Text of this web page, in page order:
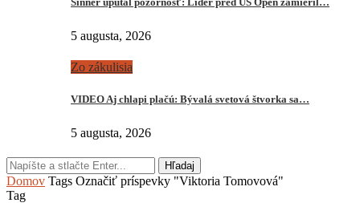
5 augusta, 2026
Zo zákulisia
VIDEO Aj chlapi plačú: Bývalá svetová štvorka sa…
5 augusta, 2026
Hľadaj
Domov Tags Označiť príspevky "Viktoria Tomovová"
Tag